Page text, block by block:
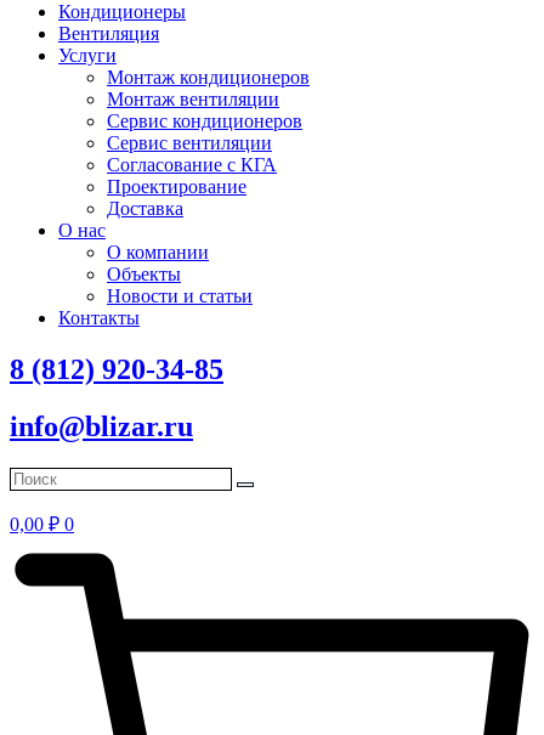
Кондиционеры
Вентиляция
Услуги
Монтаж кондиционеров
Монтаж вентиляции
Сервис кондиционеров
Сервис вентиляции
Согласование с КГА
Проектирование
Доставка
О нас
О компании
Объекты
Новости и статьи
Контакты
8 (812) 920-34-85
info@blizar.ru
0,00 ₽ 0